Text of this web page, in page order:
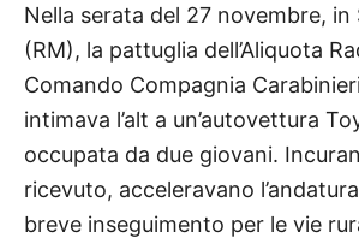
Nella serata del 27 novembre, in
(RM), la pattuglia dell’Aliquota
Comando Compagnia
intimava l’alt a un’autovettura
occupata da due giovani.
ricevuto, acceleravano
breve inseguimento per le vie